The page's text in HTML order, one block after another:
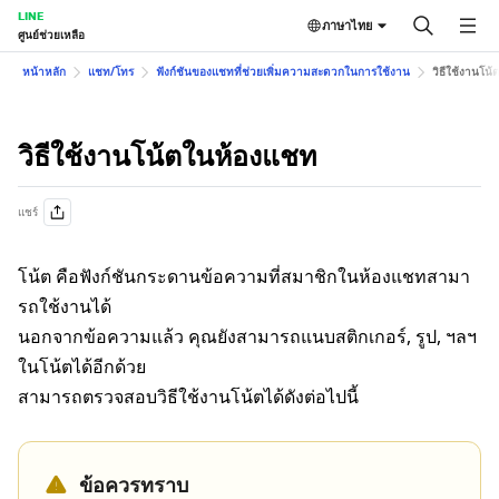
LINE
ศูนย์ช่วยเหลือ
ภาษาไทย
หน้าหลัก แชท/โทร ฟังก์ชันของแชทที่ช่วยเพิ่มความสะดวกในการใช้งาน วิธีใช้งานโน้
วิธีใช้งานโน้ตในห้องแชท
แชร์
โน้ต คือฟังก์ชันกระดานข้อความที่สมาชิกในห้องแชทสามา
รถใช้งานได้
นอกจากข้อความแล้ว คุณยังสามารถแนบสติกเกอร์, รูป, ฯลฯ
ในโน้ตได้อีกด้วย
สามารถตรวจสอบวิธีใช้งานโน้ตได้ดังต่อไปนี้
ข้อควรทราบ